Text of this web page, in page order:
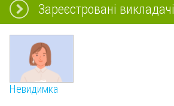
Зареєстровані викладачі
Невидимка